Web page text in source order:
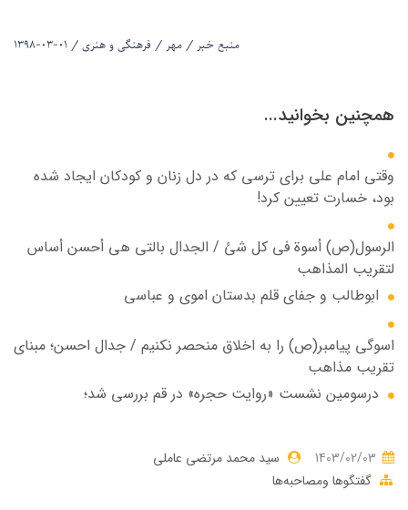
منبع خبر / مهر / فرهنگی و هنری / ۰۱-۰۳-۱۳۹۸
همچنین بخوانید...
وقتی امام علی برای ترسی که در دل زنان و کودکان ایجاد شده
بود، خسارت تعیین کرد!
الرسول(ص) أسوة في کل شئ / الجدال بالتي هي أحسن أساس
لتقریب المذاهب
ابوطالب و جفای قلم بدستان اموی و عباسی
اسوگی پیامبر(ص) را به اخلاق منحصر نکنیم / جدال احسن؛ مبنای
تقریب مذاهب
درسومین نشست «روایت حجره» در قم بررسی شد؛
سید محمد مرتضی عاملی
گفتگوها ومصاحبه‌ها